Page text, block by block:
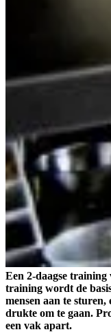
Een 2-daagse
training wordt de
mensen aan te sturen,
drukte om te gaan.
een vak apart.